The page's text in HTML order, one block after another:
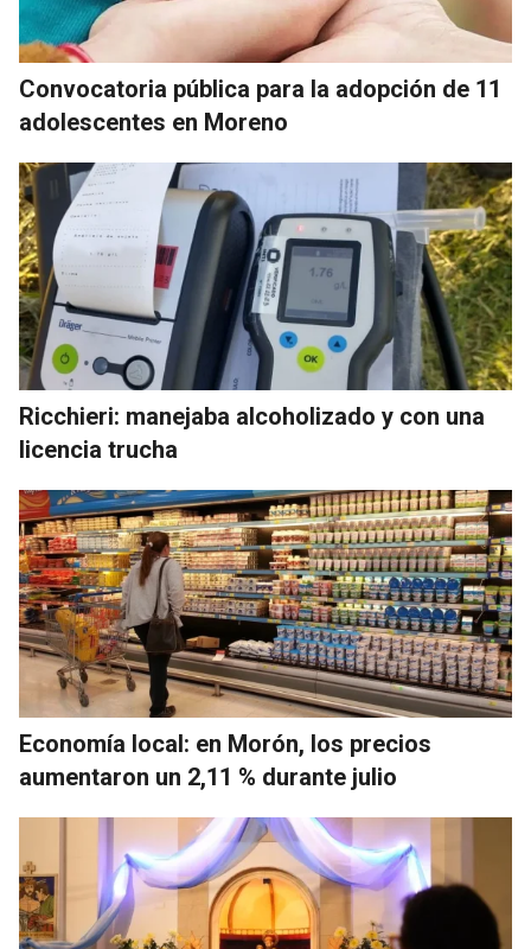
Convocatoria pública para la adopción de 11
adolescentes en Moreno
Ricchieri: manejaba alcoholizado y con una
licencia trucha
Economía local: en Morón, los precios
aumentaron un 2,11 % durante julio